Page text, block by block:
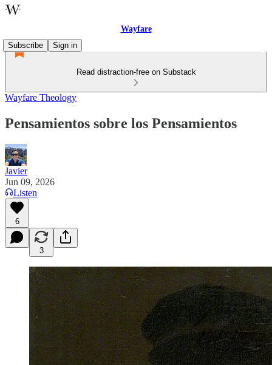
Wayfare
Subscribe
Sign in
Read distraction-free on Substack
Wayfare Theology
Pensamientos sobre los Pensamientos
Javier
Jun 09, 2026
Listen
6
3